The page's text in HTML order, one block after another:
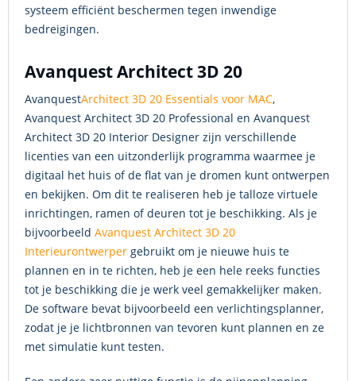
systeem efficiënt beschermen tegen inwendige
bedreigingen.
Avanquest Architect 3D 20
AvanquestArchitect 3D 20 Essentials voor MAC,
Avanquest Architect 3D 20 Professional en Avanquest
Architect 3D 20 Interior Designer zijn verschillende
licenties van een uitzonderlijk programma waarmee je
digitaal het huis of de flat van je dromen kunt ontwerpen
en bekijken. Om dit te realiseren heb je talloze virtuele
inrichtingen, ramen of deuren tot je beschikking. Als je
bijvoorbeeld Avanquest Architect 3D 20
Interieurontwerper gebruikt om je nieuwe huis te
plannen en in te richten, heb je een hele reeks functies
tot je beschikking die je werk veel gemakkelijker maken.
De software bevat bijvoorbeeld een verlichtingsplanner,
zodat je je lichtbronnen van tevoren kunt plannen en ze
met simulatie kunt testen.